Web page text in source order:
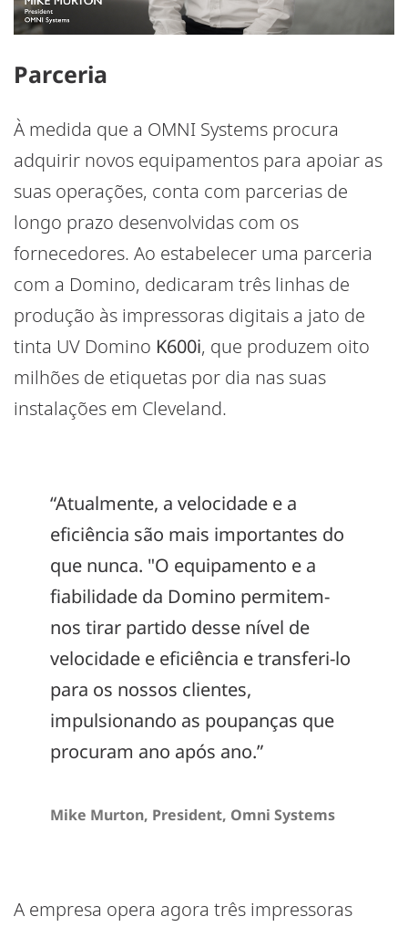
Parceria
À medida que a OMNI Systems procura
adquirir novos equipamentos para apoiar as
suas operações, conta com parcerias de
longo prazo desenvolvidas com os
fornecedores. Ao estabelecer uma parceria
com a Domino, dedicaram três linhas de
produção às impressoras digitais a jato de
tinta UV Domino K600i, que produzem oito
milhões de etiquetas por dia nas suas
instalações em Cleveland.
“Atualmente, a velocidade e a
eficiência são mais importantes do
que nunca. "O equipamento e a
fiabilidade da Domino permitem-
nos tirar partido desse nível de
velocidade e eficiência e transferi-lo
para os nossos clientes,
impulsionando as poupanças que
procuram ano após ano.”
Mike Murton, President, Omni Systems
A empresa opera agora três impressoras